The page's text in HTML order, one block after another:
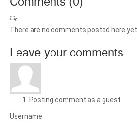
There are no comments posted here yet
Leave your comments
Posting comment as a guest.
Username